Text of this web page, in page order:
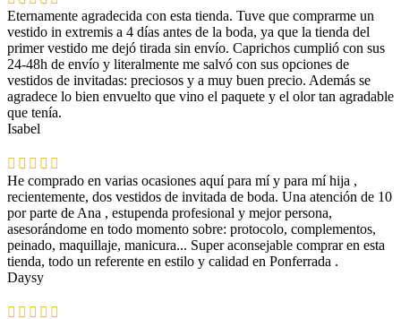
Eternamente agradecida con esta tienda. Tuve que comprarme un
vestido in extremis a 4 días antes de la boda, ya que la tienda del
primer vestido me dejó tirada sin envío. Caprichos cumplió con sus
24-48h de envío y literalmente me salvó con sus opciones de
vestidos de invitadas: preciosos y a muy buen precio. Además se
agradece lo bien envuelto que vino el paquete y el olor tan agradable
que tenía.
Isabel
He comprado en varias ocasiones aquí para mí y para mí hija ,
recientemente, dos vestidos de invitada de boda. Una atención de 10
por parte de Ana , estupenda profesional y mejor persona,
asesorándome en todo momento sobre: protocolo, complementos,
peinado, maquillaje, manicura... Super aconsejable comprar en esta
tienda, todo un referente en estilo y calidad en Ponferrada .
Daysy